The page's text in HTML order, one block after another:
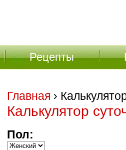
Главная ›
Калькулятор
Пол:
Рецепты